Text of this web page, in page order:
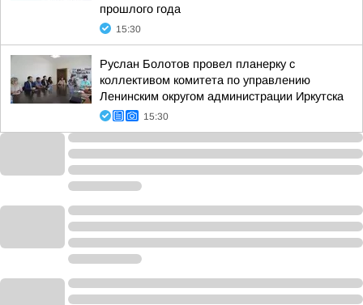
прошлого года
15:30
Руслан Болотов провел планерку с
коллективом комитета по управлению
Ленинским округом администрации Иркутска
15:30